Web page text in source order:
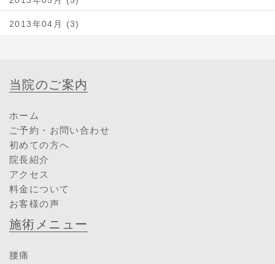
2013年04月 (3)
当院のご案内
ホーム
ご予約・お問い合わせ
初めての方へ
院長紹介
アクセス
料金について
お客様の声
施術メニュー
腰痛